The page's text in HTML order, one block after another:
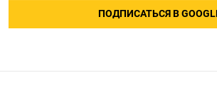
ПОДПИСАТЬСЯ В